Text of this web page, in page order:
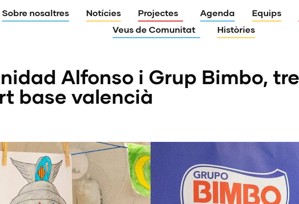
Sobre nosaltres Notícies Projectes Agenda Equips
Veus de Comunitat
Històries
Alfonso i Grup Bimbo,
base valencià